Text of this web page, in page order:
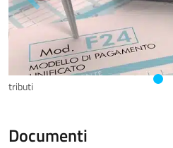
tributi
Documenti